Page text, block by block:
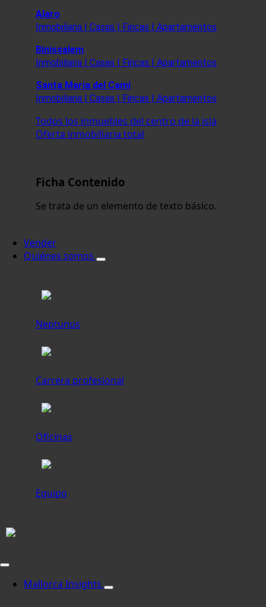
Alaro
Inmobiliaria | Casas | Fincas | Apartamentos
Binissalem
Inmobiliaria | Casas | Fincas | Apartamentos
Santa Maria del Cami
Inmobiliaria | Casas | Fincas | Apartamentos
Todos los inmuebles del centro de la isla
Oferta inmobiliaria total
Ficha Contenido
Se trata de un elemento de texto básico.
Vender
Quiénes somos
Neptunus
Carrera profesional
Oficinas
Equipo
Mallorca Insights